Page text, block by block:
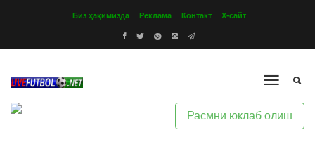
Биз ҳақимизда Реклама Контакт Х-сайт
Расмни юклаб олиш